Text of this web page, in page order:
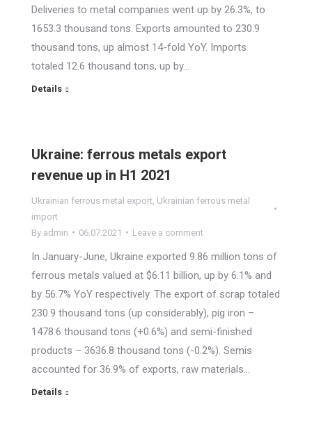
Deliveries to metal companies went up by 26.3%, to
1653.3 thousand tons. Exports amounted to 230.9
thousand tons, up almost 14-fold YoY. Imports
totaled 12.6 thousand tons, up by…
Details
Ukraine: ferrous metals export
revenue up in H1 2021
Ukrainian ferrous metal export Ukrainian ferrous metal
import
By admin 06.07.2021 Leave a comment
In January-June, Ukraine exported 9.86 million tons of
ferrous metals valued at $6.11 billion, up by 6.1% and
by 56.7% YoY respectively. The export of scrap totaled
230.9 thousand tons (up considerably), pig iron –
1478.6 thousand tons (+0.6%) and semi-finished
products – 3636.8 thousand tons (-0.2%). Semis
accounted for 36.9% of exports, raw materials…
Details